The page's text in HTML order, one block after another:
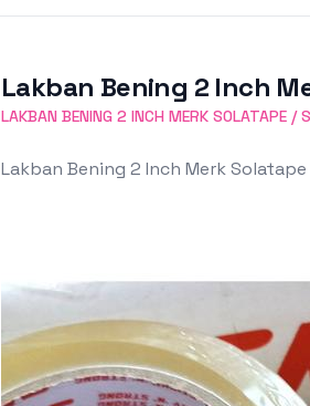
Lakban Bening 2 Inch
LAKBAN BENING 2 INCH MERK SOLATAPE /
Lakban Bening 2 Inch Merk Solatape